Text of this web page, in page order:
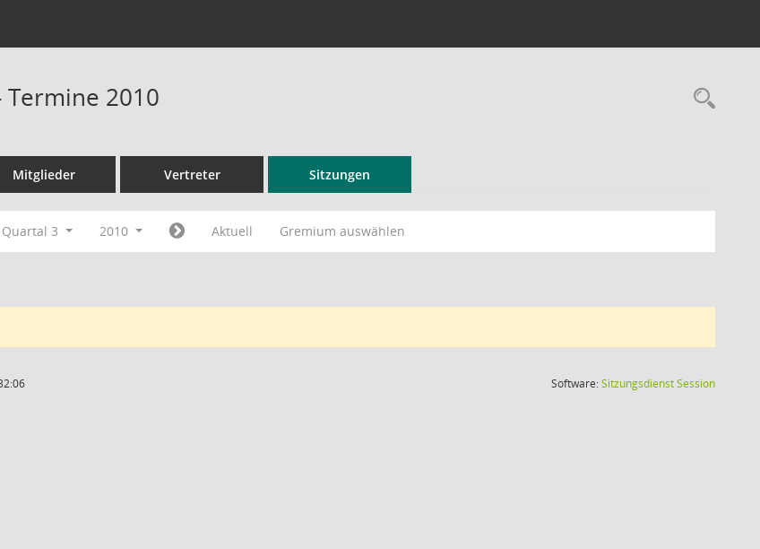
Termine 2010
Mitglieder Vertreter Sitzungen
Quartal 3 2010 Aktuell Gremium auswählen
Software:SitzungsdienstSession(Wird in